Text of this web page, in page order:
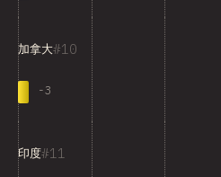
10
加拿大
-3
11
印度